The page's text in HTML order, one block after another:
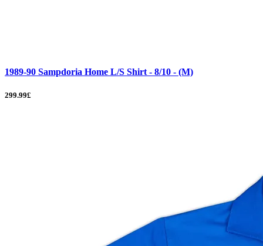
1989-90 Sampdoria Home L/S Shirt - 8/10 - (M)
299.99£